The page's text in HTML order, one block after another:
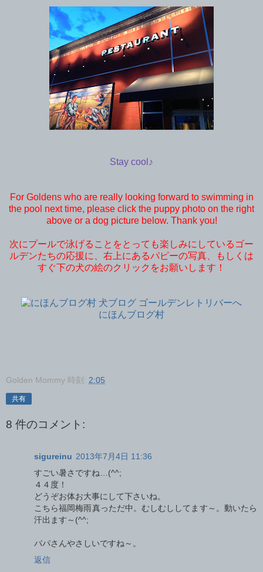
Stay cool♪
For Goldens who are really looking forward to swimming in
the pool next time, please click the puppy photo on the right
above or a dog picture below. Thank you!
次にプールで泳げることをとっても楽しみにしているゴー
ルデンたちの応援に、右上にあるパピーの写真、もしくは
すぐ下の犬の絵のクリックをお願いします！
にほんブログ村
Golden Mommy 時刻: 2:05
共有
8 件のコメント:
sigureinu 2013年7月4日 11:36
すごい暑さですね…(^^;
４４度！
どうぞお体お大事にして下さいね。
こちら福岡梅雨真っただ中。むしむししてます～。動いたら
汗出ます～(^^;
パパさんやさしいですね～。
返信